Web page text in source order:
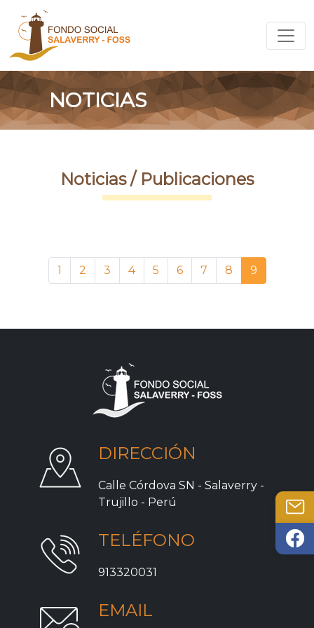
NOTICIAS
Noticias / Publicaciones
1 2 3 4 5 6 7 8 9
DIRECCIÓN
Calle Córdova SN - Salaverry -
Trujillo - Perú
TELÉFONO
913320031
EMAIL